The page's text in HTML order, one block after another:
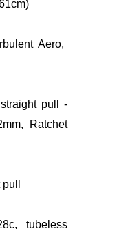
Gen 5,
routing, 1-
55mm offset
Aero,